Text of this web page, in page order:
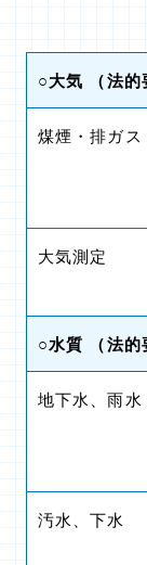
○大気 （法
煤煙・排ガス
大気測定
○水質 （法
地下水、雨水
汚水、下水